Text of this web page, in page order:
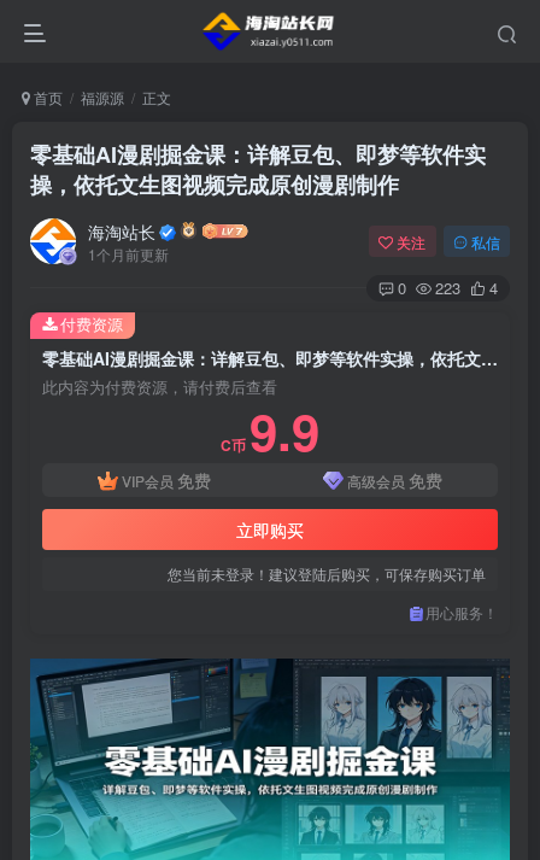
首页 福源源 正文
零基础AI漫剧掘金课：详解豆包、即梦等软件实
操，依托文生图视频完成原创漫剧制作
海淘站长
1个月前更新
关注 私信
0 223 4
零基础AI漫剧掘金课：详解豆包、即梦等软件实操，依托文生图视频完成原创漫剧制作
此内容为付费资源，请付费后查看
C币 9.9
VIP会员 免费 高级会员 免费
立即购买
您当前未登录！建议登陆后购买，可保存购买订单
用心服务！
付费资源